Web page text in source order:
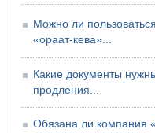
Можно ли пользоваться
«ораат-кева»...
Какие документы
продления...
Обязана ли компания